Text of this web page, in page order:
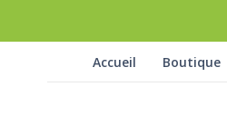
Accueil Boutique